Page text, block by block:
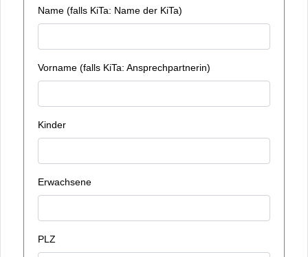
Name (falls KiTa: Name der KiTa)
Vorname (falls KiTa: Ansprechpartnerin)
Kinder
Erwachsene
PLZ